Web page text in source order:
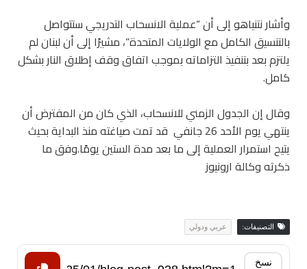
وأشار نتنياهو إلى أن “عملية الانسحاب التدريجي ستتواصل
بالتنسيق الكامل مع الولايات المتحدة”، مشيرًا إلى أن لبنان لم
يلتزم بعد بتنفيذ التزاماته بموجب اتفاق وقف إطلاق النار بشكل
كامل.
وقال إن الجدول الزمني للانسحاب، الذي كان من المفترض أن
ينتهي يوم الأحد 26 جانفي قد تمت صياغته منذ البداية بحيث
يتيح استمرار العملية إلى ما بعد مدة الستين يومًا.وفق ما
ذكرته وكالة ارونيوز
التصنيفات: عربي ودولي
نسخ